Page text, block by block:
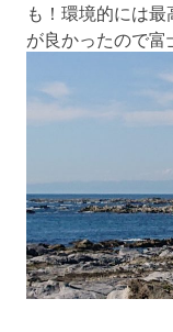
も！環境的には
が良かったので富